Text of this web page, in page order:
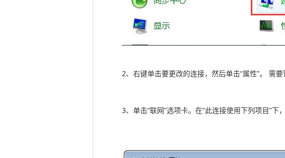
2、右键单击要更改的连接，然后单击“属性”。 需
3、单击“联网”选项卡。在“此连接使用下列项目”下